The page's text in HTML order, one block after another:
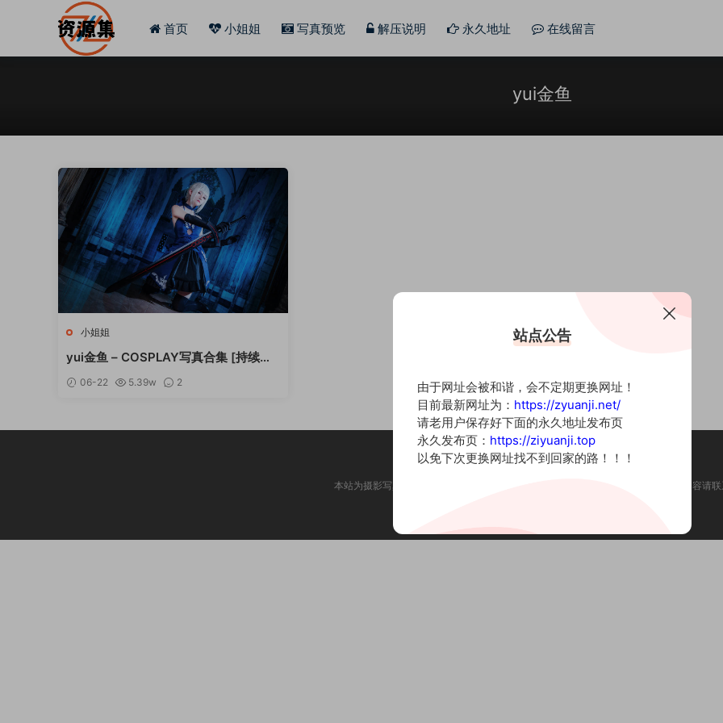
首页 小姐姐 写真预览 解压说明 永久地址 在线留言
yui金鱼
小姐姐
yui金鱼 – COSPLAY写真合集 [持续更
06-22 5.39w 2
本站为摄影写真图片网站，内容来自网络收集整理，仅作个人学习使用。如有违法内容请
站点公告
由于网址会被和谐，会不定期更换网址！
目前最新网址为： https://zyuanji.net/
请老用户保存好下面的永久地址发布页
永久发布页： https://ziyuanji.top
以免下次更换网址找不到回家的路！！！